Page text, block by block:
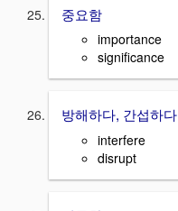
중요함
importance
significance
방해하다, 간섭하다
interfere
disrupt